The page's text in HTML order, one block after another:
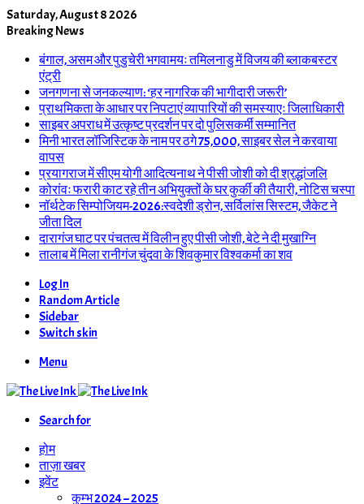
Saturday, August 8 2026
Breaking News
बंगाल, असम और पुडुचेरी भगवामयः तमिलनाडु में विजय की ब्लाकबस्टर
एंट्री
जनगणना से जनकल्याण: ‘हर नागरिक की भागीदारी जरूरी’
प्राथमिकता के आधार पर निपटाएं व्यापारियों की समस्याएः जिलाधिकारी
साइबर अपराध में उत्कृष्ट प्रदर्शन पर दो पुलिसकर्मी सम्मानित
मिनी भारत लॉजिस्टिक के नाम पर ठगे 75,000, साइबर सेल ने करवाया
वापस
प्रयागराज में सीएम योगी आदित्यनाथ ने पीसी जोशी को दी श्रद्धांजलि
कोरांवः फरारी काट रहे तीन अभियुक्तों के घर कुर्की की तैयारी, नोटिस चस्पा
नॉर्थटेक सिम्पोजियम-2026:स्वदेशी ड्रोन, सर्विलांस सिस्टम, जैकेट ने
जीता दिल
दारागंज घाट पर पंचतत्व में विलीन हुए पीसी जोशी, बेटे ने दी मुखाग्नि
तालाब में मिला रानीगंज चुंदवा के शिवकुमार विश्वकर्मा का शव
Log In
Random Article
Sidebar
Switch skin
Menu
Search for
होम
ताज़ा खबर
इवेंट
कुम्भ 2024 – 2025